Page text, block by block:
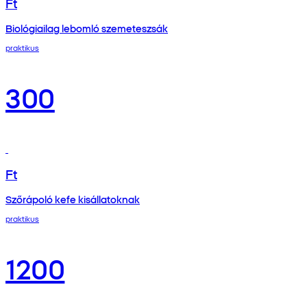
Biológiailag lebomló szemeteszsák
praktikus
300
Ft
Szőrápoló kefe kisállatoknak
praktikus
1200